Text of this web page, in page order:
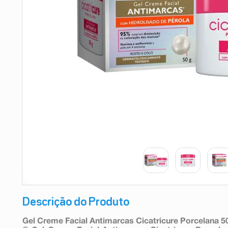
Descrição do Produto
Gel Creme Facial Antimarcas Cicatricure Porcelana
9º absorvente
10ºshampoo